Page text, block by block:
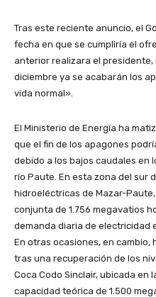
Tras este reciente anuncio, el
fecha en que se cumpliría el
anterior realizara el presidente,
diciembre ya se acabarán los
vida normal».
El Ministerio de Energía ha
que el fin de los apagones
debido a los bajos caudales en
río Paute. En esta zona del sur
hidroeléctricas de Mazar-
conjunta de 1.756 megavatios
demanda diaria de electricidad
En otras ocasiones, en
tras una recuperación de los
Coca Codo Sinclair, ubicada en
capacidad teórica de 1.500